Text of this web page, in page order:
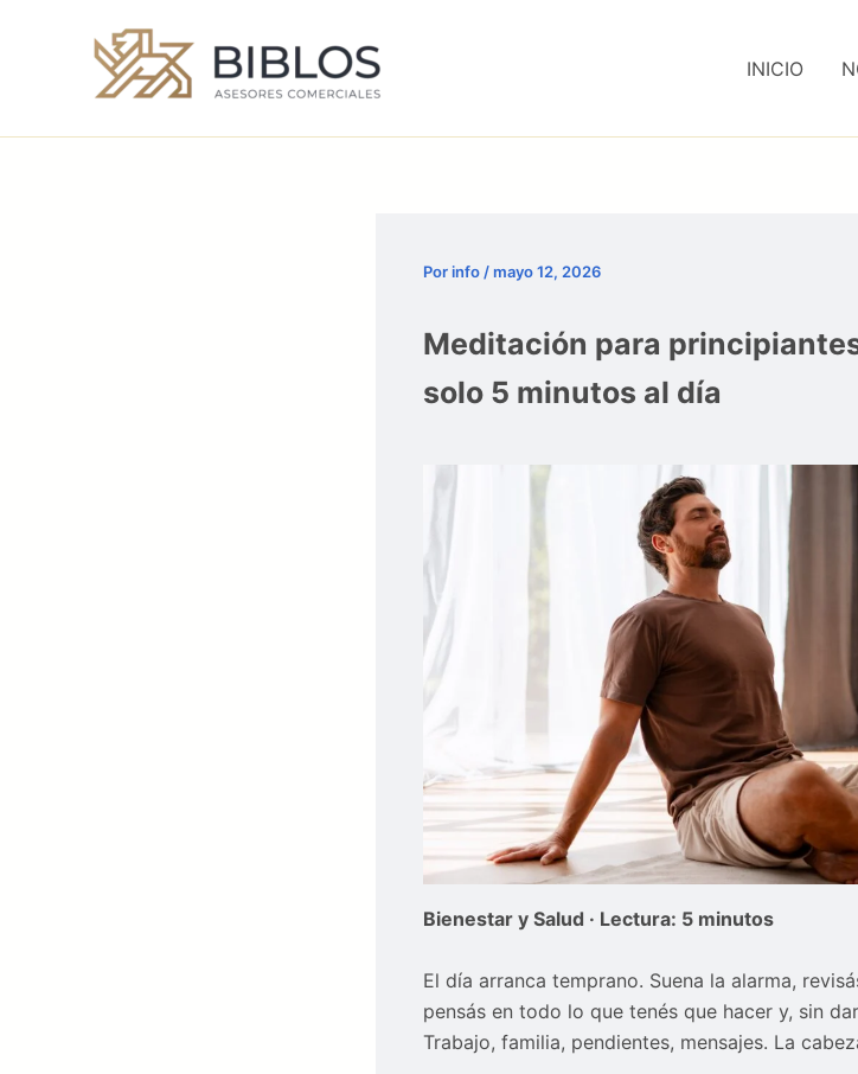
INICIO
Porinfo /mayo 12, 2026
Meditación para
solo 5 minutos al día
Bienestar y Salud · Lectura: 5 minutos
El día arranca temprano. Suena la alarma,
pensás en todo lo que tenés que hacer y, sin
Trabajo, familia, pendientes, mensajes. La